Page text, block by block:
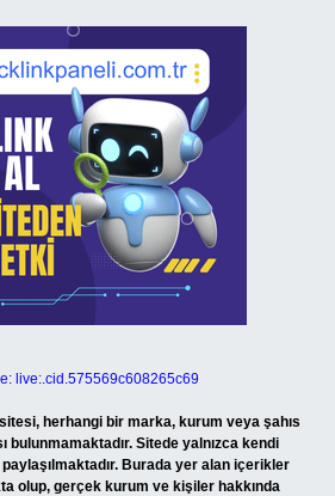
live:.cid.575569c608265c69
herhangi bir marka, kurum veya şahıs
bulunmamaktadır. Sitede yalnızca kendi
paylaşılmaktadır. Burada yer alan içerikler
olup, gerçek kurum ve kişiler hakkında